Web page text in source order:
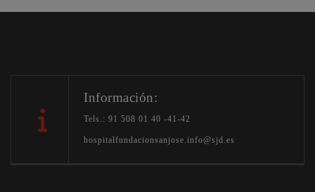
Información:
Tels.: 91 508 01 40 -41-42
hospitalfundacionsanjose.info@sjd.es